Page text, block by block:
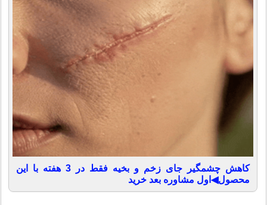
کاهش چشمگیر جای زخم و بخیه فقط در 3 هفته با این
محصول◀اول مشاوره بعد خرید